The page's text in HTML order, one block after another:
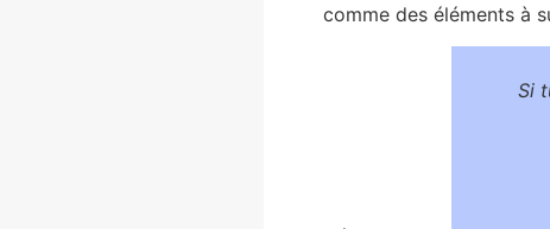
comme des éléments à
Si